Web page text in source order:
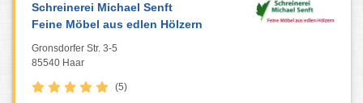
Schreinerei Michael Senft
Feine Möbel aus edlen Hölzern
Gronsdorfer Str. 3-5
85540 Haar
(5)